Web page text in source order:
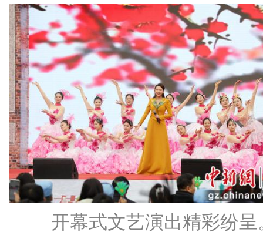
开幕式文艺演出精彩纷呈